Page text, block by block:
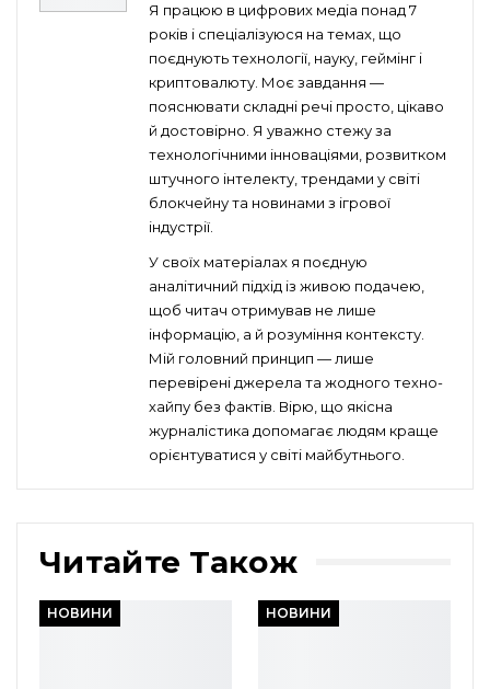
Я працюю в цифрових медіа понад 7
років і спеціалізуюся на темах, що
поєднують технології, науку, геймінг і
криптовалюту. Моє завдання —
пояснювати складні речі просто, цікаво
й достовірно. Я уважно стежу за
технологічними інноваціями, розвитком
штучного інтелекту, трендами у світі
блокчейну та новинами з ігрової
індустрії.
У своїх матеріалах я поєдную
аналітичний підхід із живою подачею,
щоб читач отримував не лише
інформацію, а й розуміння контексту.
Мій головний принцип — лише
перевірені джерела та жодного техно-
хайпу без фактів. Вірю, що якісна
журналістика допомагає людям краще
орієнтуватися у світі майбутнього.
Читайте Також
НОВИНИ НОВИНИ